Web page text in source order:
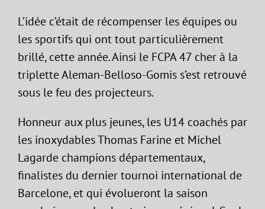
L’idée c’était de récompenser les équipes ou
les sportifs qui ont tout particulièrement
brillé, cette année. Ainsi le FCPA 47 cher à la
triplette Aleman-Belloso-Gomis s’est retrouvé
sous le feu des projecteurs.
Honneur aux plus jeunes, les U14 coachés par
les inoxydables Thomas Farine et Michel
Lagarde champions départementaux,
finalistes du dernier tournoi international de
Barcelone, et qui évolueront la saison